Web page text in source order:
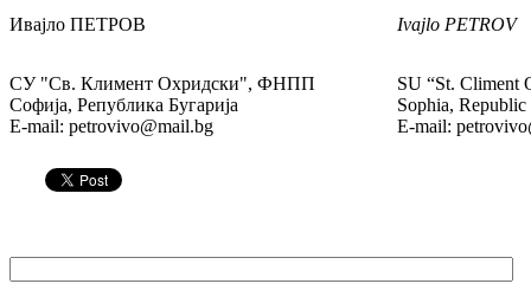
Ивајло ПЕТРОВ Ivajlo PETROV
СУ "Св. Климент Охридски", ФНПП
Софија, Република Бугарија
E-mail: petrovivo@mail.bg
SU “St. Climent
Sophia,
E-mail: